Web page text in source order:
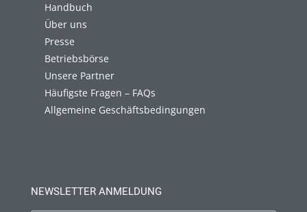
Handbuch
Über uns
Presse
Betriebsbörse
Unsere Partner
Häufigste Fragen – FAQs
Allgemeine Geschäftsbedingungen
NEWSLETTER ANMELDUNG